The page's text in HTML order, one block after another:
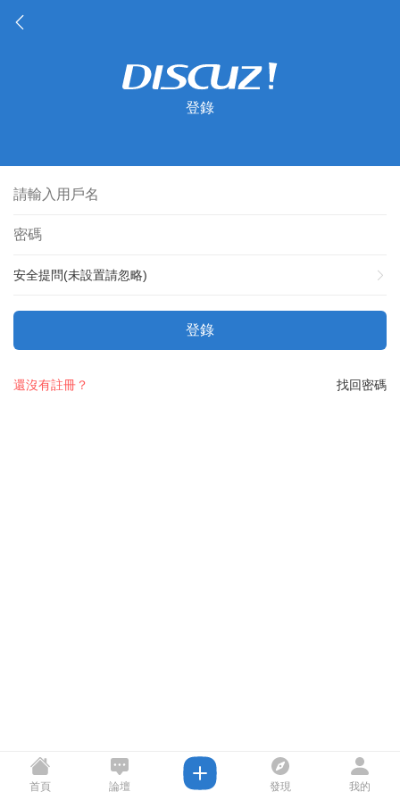
登錄
安全提問(未設置請忽略)
登錄
找回密碼
還沒有註冊？
首頁 論壇 發現 我的